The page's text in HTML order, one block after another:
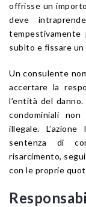
offrisse un
deve
subìto e fissare
Un consulente
accertare la
l’entità del
condominiali
illegale.
sentenza di
risarcimento,
con le proprie